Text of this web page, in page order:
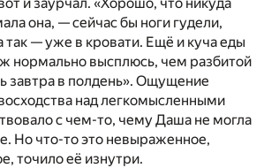
она, — сейчас бы ноги гудели,
так — уже в кровати. Ещё и куча еды
нормально высплюсь, чем разбитой
завтра в полдень». Ощущение
над легкомысленными
с чем-то, чему Даша не могла
Но что-то это невыраженное,
точило её изнутри.